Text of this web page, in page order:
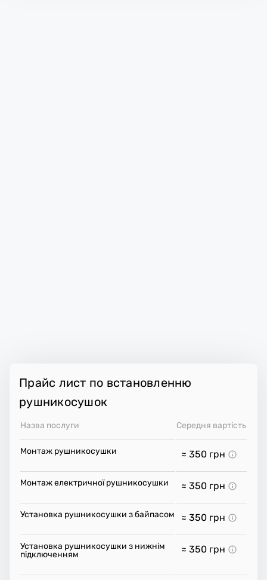
Прайс лист по встановленню
рушникосушок
Назва послуги Середня вартість
Монтаж рушникосушки ≈ 350 грн
Монтаж електричної рушникосушки ≈ 350 грн
Установка рушникосушки з байпасом ≈ 350 грн
Установка рушникосушки з нижнім
підключенням
≈ 350 грн